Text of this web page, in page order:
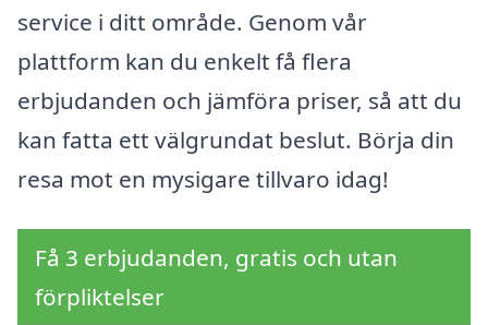
service i ditt område. Genom vår
plattform kan du enkelt få flera
erbjudanden och jämföra priser, så att du
kan fatta ett välgrundat beslut. Börja din
resa mot en mysigare tillvaro idag!
Få 3 erbjudanden, gratis och utan
förpliktelser